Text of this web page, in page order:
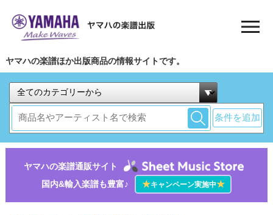
ヤマハの楽譜ほか出版商品の情報サイトです。
条件を追加
ヤマハの楽譜通販サイト
国内&輸入楽譜も豊富♪
★キャンペーン実施中★